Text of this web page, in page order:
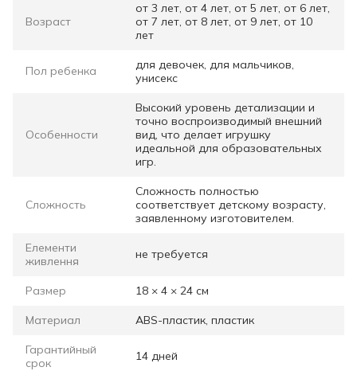
Возраст
от 3 лет, от 4 лет, от 5 лет, от 6 лет,
от 7 лет, от 8 лет, от 9 лет, от 10
лет
Пол ребенка
для девочек, для мальчиков,
унисекс
Особенности
Высокий уровень детализации и
точно воспроизводимый внешний
вид, что делает игрушку
идеальной для образовательных
игр.
Сложность
Сложность полностью
соответствует детскому возрасту,
заявленному изготовителем.
Елементи
живлення
не требуется
Размер 18 × 4 × 24 см
Материал ABS-пластик, пластик
Гарантийный
срок
14 дней